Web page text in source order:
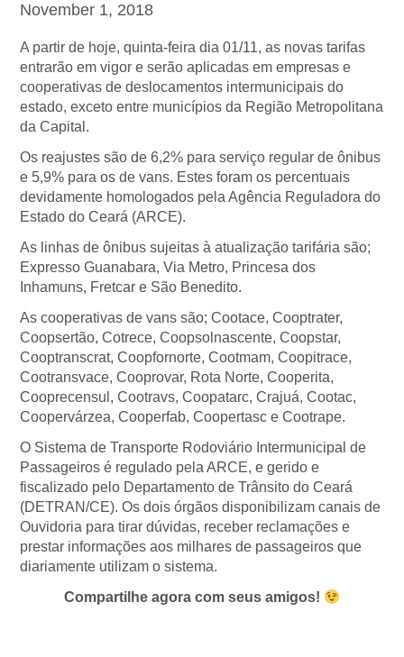
November 1, 2018
A partir de hoje, quinta-feira dia 01/11, as novas tarifas
entrarão em vigor e serão aplicadas em empresas e
cooperativas de deslocamentos intermunicipais do
estado, exceto entre municípios da Região Metropolitana
da Capital.
Os reajustes são de 6,2% para serviço regular de ônibus
e 5,9% para os de vans. Estes foram os percentuais
devidamente homologados pela Agência Reguladora do
Estado do Ceará (ARCE).
As linhas de ônibus sujeitas à atualização tarifária são;
Expresso Guanabara, Via Metro, Princesa dos
Inhamuns, Fretcar e São Benedito.
As cooperativas de vans são; Cootace, Cooptrater,
Coopsertão, Cotrece, Coopsolnascente, Coopstar,
Cooptranscrat, Coopfornorte, Cootmam, Coopitrace,
Cootransvace, Cooprovar, Rota Norte, Cooperita,
Cooprecensul, Cootravs, Coopatarc, Crajuá, Cootac,
Coopervárzea, Cooperfab, Coopertasc e Cootrape.
O Sistema de Transporte Rodoviário Intermunicipal de
Passageiros é regulado pela ARCE, e gerido e
fiscalizado pelo Departamento de Trânsito do Ceará
(DETRAN/CE). Os dois órgãos disponibilizam canais de
Ouvidoria para tirar dúvidas, receber reclamações e
prestar informações aos milhares de passageiros que
diariamente utilizam o sistema.
Compartilhe agora com seus amigos!